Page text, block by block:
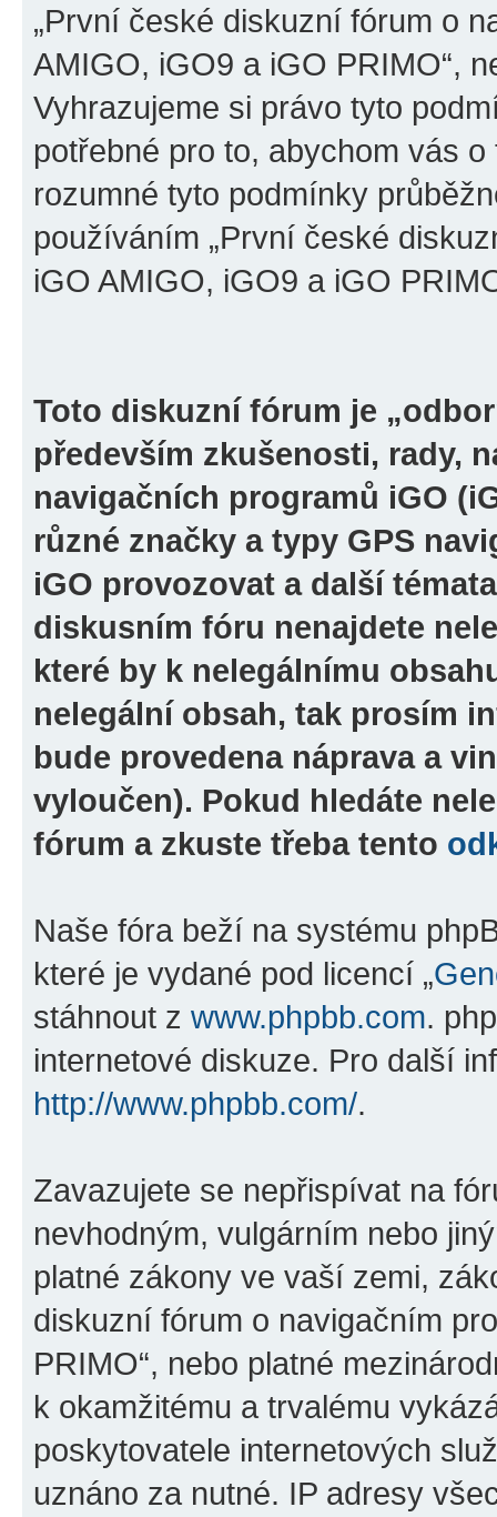
„První české diskuzní fórum o
AMIGO, iGO9 a iGO PRIMO“,
Vyhrazujeme si právo tyto
potřebné pro to, abychom vás
rozumné tyto podmínky
používáním „První české
iGO AMIGO, iGO9 a iGO
Toto diskuzní fórum je
především zkušenosti, rady,
navigačních programů iGO
různé značky a typy GPS
iGO provozovat a další
diskusním fóru nenajdete
které by k nelegálnímu
nelegální obsah, tak prosím
bude provedena náprava a
vyloučen). Pokud hledáte
fórum a zkuste třeba tento
Naše fóra beží na systému
které je vydané pod licencí „
stáhnout z www.phpbb.com.
internetové diskuze. Pro další
http://www.phpbb.com/.
Zavazujete se nepřispívat na
nevhodným, vulgárním nebo
platné zákony ve vaší zemi,
diskuzní fórum o navigačním
PRIMO“, nebo platné
k okamžitému a trvalému
poskytovatele internetových
uznáno za nutné. IP adresy